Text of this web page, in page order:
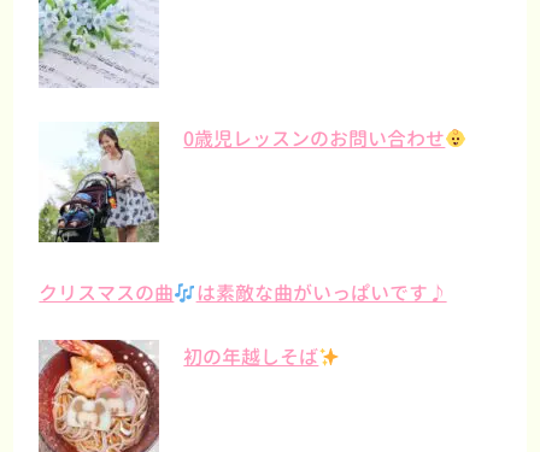
0歳児レッスンのお問い合わせ
クリスマスの曲 は素敵な曲がいっぱいです♪
初の年越しそば